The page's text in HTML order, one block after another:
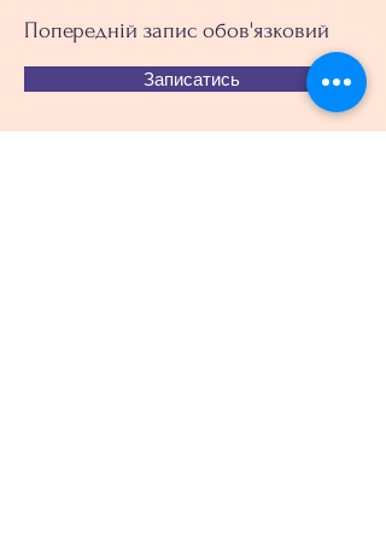
Попередній запис обов'язковий
Записатись